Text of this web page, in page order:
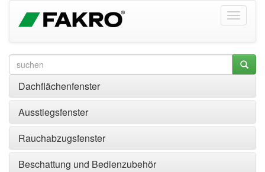
Dachflächenfenster
Ausstiegsfenster
Rauchabzugsfenster
Beschattung und Bedienzubehör